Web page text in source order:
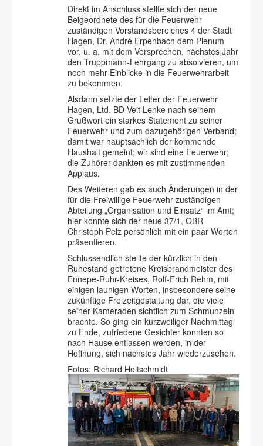
Direkt im Anschluss stellte sich der neue
Beigeordnete des für die Feuerwehr
zuständigen Vorstandsbereiches 4 der Stadt
Hagen, Dr. André Erpenbach dem Plenum
vor, u. a. mit dem Versprechen, nächstes Jahr
den Truppmann-Lehrgang zu absolvieren, um
noch mehr Einblicke in die Feuerwehrarbeit
zu bekommen.
Alsdann setzte der Leiter der Feuerwehr
Hagen, Ltd. BD Veit Lenke nach seinem
Grußwort ein starkes Statement zu seiner
Feuerwehr und zum dazugehörigen Verband;
damit war hauptsächlich der kommende
Haushalt gemeint; wir sind eine Feuerwehr;
die Zuhörer dankten es mit zustimmenden
Applaus.
Des Weiteren gab es auch Änderungen in der
für die Freiwillige Feuerwehr zuständigen
Abteilung „Organisation und Einsatz“ im Amt;
hier konnte sich der neue 37/1, OBR
Christoph Pelz persönlich mit ein paar Worten
präsentieren.
Schlussendlich stellte der kürzlich in den
Ruhestand getretene Kreisbrandmeister des
Ennepe-Ruhr-Kreises, Rolf-Erich Rehm, mit
einigen launigen Worten, insbesondere seine
zukünftige Freizeitgestaltung dar, die viele
seiner Kameraden sichtlich zum Schmunzeln
brachte. So ging ein kurzweiliger Nachmittag
zu Ende, zufriedene Gesichter konnten so
nach Hause entlassen werden, in der
Hoffnung, sich nächstes Jahr wiederzusehen.
Fotos: Richard Holtschmidt